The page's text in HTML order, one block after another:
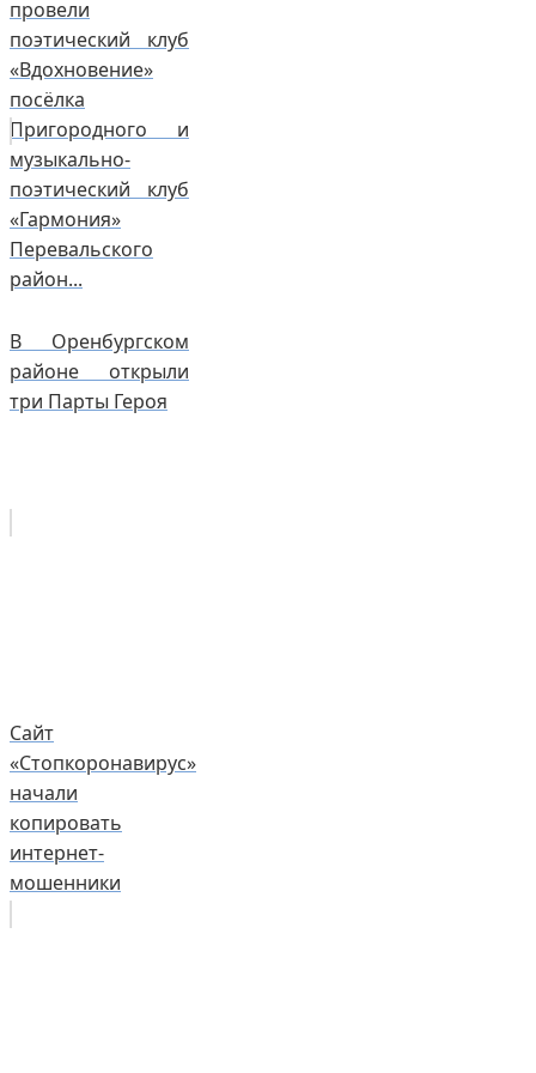
провели
поэтический клуб
«Вдохновение»
посёлка
Пригородного и
музыкально-
поэтический клуб
«Гармония»
Перевальского
район...
В Оренбургском
районе открыли
три Парты Героя
Сайт
«Стопкоронавирус»
начали
копировать
интернет-
мошенники